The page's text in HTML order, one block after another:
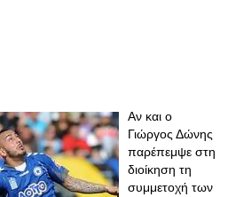
Αν και ο
Γιώργος Δώνης
παρέπεμψε στη
διοίκηση τη
συμμετοχή των